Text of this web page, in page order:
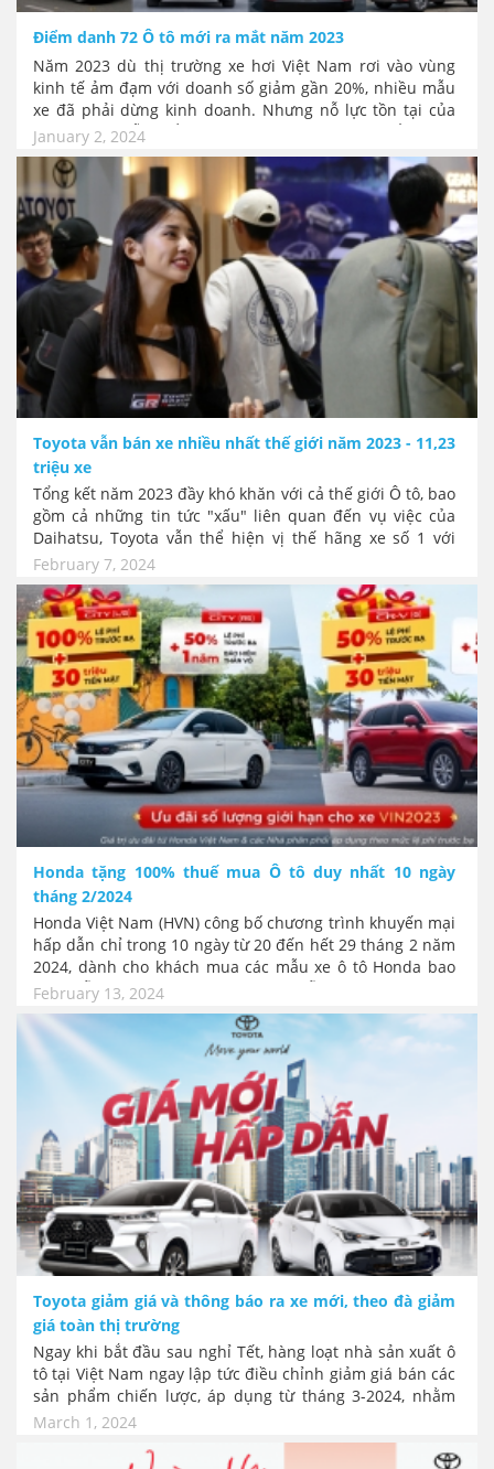
Điểm danh 72 Ô tô mới ra mắt năm 2023
Năm 2023 dù thị trường xe hơi Việt Nam rơi vào vùng
kinh tế ảm đạm với doanh số giảm gần 20%, nhiều mẫu
xe đã phải dừng kinh doanh. Nhưng nỗ lực tồn tại của
các hãng xe vẫn thể hiện sự quyết tâm bám trụ bằng con
số ra mắt xe mới nhiều đến ngạc nhiên. Có tới 72 mẫu
xe mới ra mắt trng năm 2023, trung bình 1 tháng ra mắt
6 xe mới.. một con số khiến người mua xe có thể "bội
thực". Đặc biệt năm này số lượng xe hơi từ Trung Quốc
xuất hiện ngày càng nhiều..!
January 2, 2024
Toyota vẫn bán xe nhiều nhất thế giới năm 2023 - 11,23
triệu xe
Tổng kết năm 2023 đầy khó khăn với cả thế giới Ô tô, bao
gồm cả những tin tức "xấu" liên quan đến vụ việc của
Daihatsu, Toyota vẫn thể hiện vị thế hãng xe số 1 với
doanh số bán kỷ lục trên toàn cầu hơn 11,23 triệu xe.
Doanh số bán xe chủ yếu vẫn là xe "xăng" truyền thống
và xe Hybrid, xe thuần điện chỉ chiếm lượng doanh số
rất nhỏ.
February 7, 2024
Honda tặng 100% thuế mua Ô tô duy nhất 10 ngày
tháng 2/2024
Honda Việt Nam (HVN) công bố chương trình khuyến mại
hấp dẫn chỉ trong 10 ngày từ 20 đến hết 29 tháng 2 năm
2024, dành cho khách mua các mẫu xe ô tô Honda bao
gồm Hỗ trợ 100% lệ phí trước bạ, hỗ trợ 30 triệu đồng
tiền mặt, tặng 01 năm bảo hiểm thân vỏ.
February 13, 2024
Toyota giảm giá và thông báo ra xe mới, theo đà giảm
giá toàn thị trường
Ngay khi bắt đầu sau nghỉ Tết, hàng loạt nhà sản xuất ô
tô tại Việt Nam ngay lập tức điều chỉnh giảm giá bán các
sản phẩm chiến lược, áp dụng từ tháng 3-2024, nhằm
kích cầu doanh số trở lại. Toyota vừa ra thông báo giảm
giá và hé lộ về dòng xe bán tải Hilux mới sắp ra mắt.
March 1, 2024